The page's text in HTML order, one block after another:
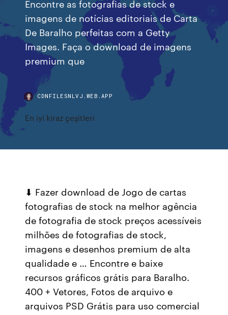
Encontre as fotografias de stock e
imagens de notícias editoriais de Carta
De Baralho perfeitas com a Getty
Images. Faça o download de imagens
premium que
CDNFILESNLVJ.WEB.APP
En iyi kiraz çeşitleri
⬇ Fazer download de Jogo de cartas
fotografias de stock na melhor agência
de fotografia de stock preços acessíveis
milhões de fotografias de stock,
imagens e desenhos premium de alta
qualidade e … Encontre e baixe
recursos gráficos grátis para Baralho.
400 + Vetores, Fotos de arquivo e
arquivos PSD Grátis para uso comercial